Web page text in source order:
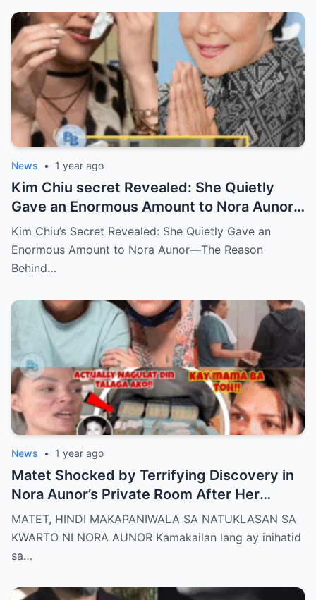
News • 1 year ago
Kim Chiu secret Revealed: She Quietly
Gave an Enormous Amount to Nora Aunor
—The Reason Behind It Will Break Your
Heart!
Kim Chiu’s Secret Revealed: She Quietly Gave an
Enormous Amount to Nora Aunor—The Reason
Behind…
News • 1 year ago
Matet Shocked by Terrifying Discovery in
Nora Aunor’s Private Room After Her
De@th – The Whole Family Stunned by the
Unthinkable!
MATET, HINDI MAKAPANIWALA SA NATUKLASAN SA
KWARTO NI NORA AUNOR Kamakailan lang ay inihatid
sa…